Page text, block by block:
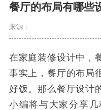
餐厅的布局有哪些
来源：
在家庭装修设计中，
事实上，餐厅的布局
好饭。那么餐厅设计
小编将与大家分享